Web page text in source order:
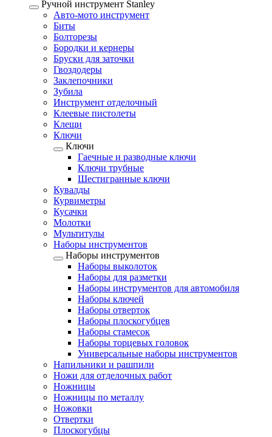
Ручной инструмент Stanley
Авто-мото инструмент
Биты
Болторезы
Бородки и кернеры
Бруски для заточки
Гвоздодеры
Заклепочники
Зубила
Инструмент отделочный
Клеевые пистолеты
Клещи
Ключи
Ключи
Гаечные и разводные ключи
Ключи трубные
Шестигранные ключи
Кувалды
Курвиметры
Кусачки
Молотки
Мультитулы
Наборы инструментов
Наборы инструментов
Наборы выколоток
Наборы для разметки
Наборы инструментов для автомобиля
Наборы ключей
Наборы отверток
Наборы плоскогубцев
Наборы стамесок
Наборы торцевых головок
Универсальные наборы инструментов
Напильники и рашпили
Ножи для отделочных работ
Ножницы
Ножницы по металлу
Ножовки
Отвертки
Плоскогубцы